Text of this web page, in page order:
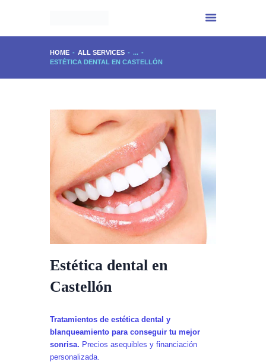
HOME ALL SERVICES
...
ESTÉTICA DENTAL EN CASTELLÓN
INICIO
CENTRO IMPALA
EXPERIENCIA
PHYTOMER
CONTACTO
Estética dental en
Castellón
Tratamientos de estética dental y
blanqueamiento para conseguir tu mejor
sonrisa. Precios asequibles y financiación
personalizada.